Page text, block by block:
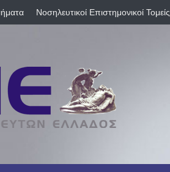
Νοσηλευτικοί Επιστημονικοί Τομείς